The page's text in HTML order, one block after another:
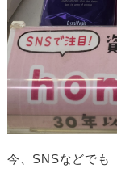
今、SNSなどでも